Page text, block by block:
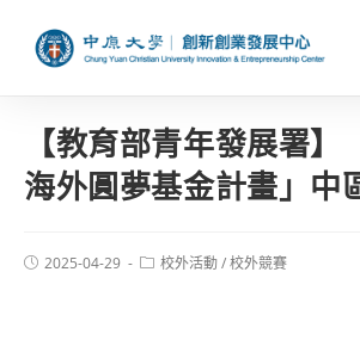
【教育部青年發展署
海外圓夢基金計畫」中
2025-04-29 校外活動/校外競賽